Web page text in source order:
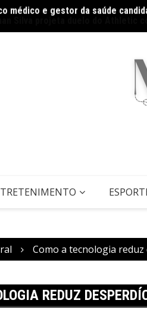
Silva projeta duelo do Athletic
Como a tecnologia
REDUZ